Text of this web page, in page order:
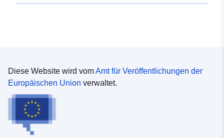
Diese Website wird vomAmt für Veröffentlichungen der
Europäischen Union verwaltet.